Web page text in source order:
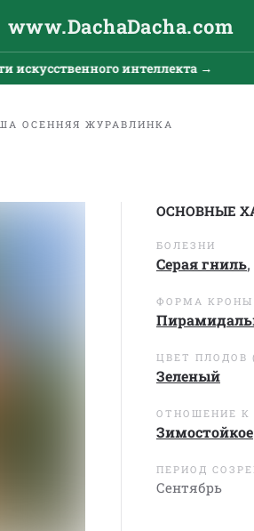
www.DachaDacha.com
интеллекта →
ОСЕННЯЯ ЖУРАВЛИНКА
ОСНОВНЫЕ
БОЛЕЗНИ
Серая гниль,
ФОРМА КРОНЫ
ЦВЕТ ПЛОДОВ
Зеленый
ОТНОШЕНИЕ К
Зимостойкое
ПЕРИОД
Сентябрь